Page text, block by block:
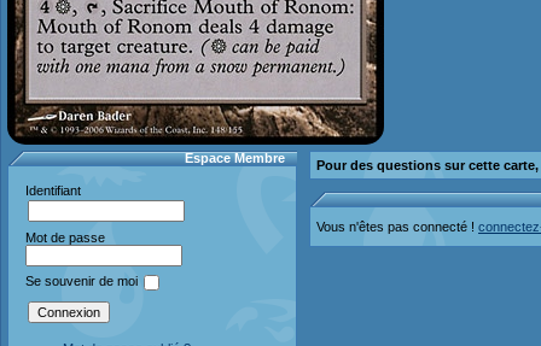
Espace Membre
Identifiant
Mot de passe
Se souvenir de moi
Pour des questions sur cette
Vous n'êtes pas connecté !